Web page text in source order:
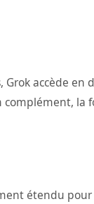
accède
complément, la
étendu